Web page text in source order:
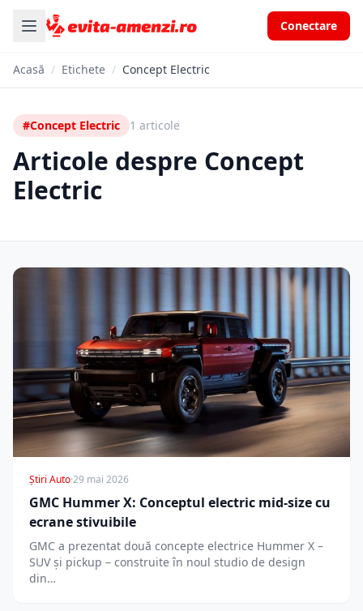
Conectare
Acasă / Etichete / Concept Electric
#Concept Electric 1 articole
Articole despre Concept
Electric
Știri Auto·29 mai 2026
GMC Hummer X: Conceptul electric mid-size cu
ecrane stivuibile
GMC a prezentat două concepte electrice Hummer X –
SUV și pickup – construite în noul studio de design
din…